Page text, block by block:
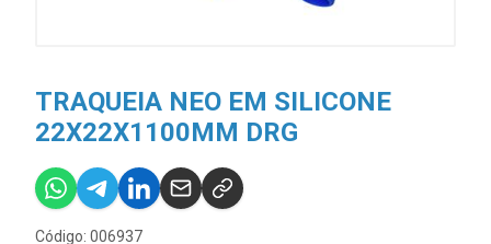
TRAQUEIA NEO EM SILICONE
22X22X1100MM DRG
Código: 006937